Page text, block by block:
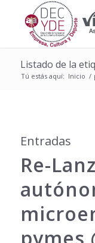
Listado de la
Tú estás aquí: Inicio /
Entradas
Re-